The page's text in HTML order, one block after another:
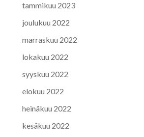
tammikuu 2023
joulukuu 2022
marraskuu 2022
lokakuu 2022
syyskuu 2022
elokuu 2022
heinäkuu 2022
kesäkuu 2022